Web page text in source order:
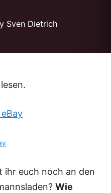
Sven Dietrich
ihr euch noch an den
Wie